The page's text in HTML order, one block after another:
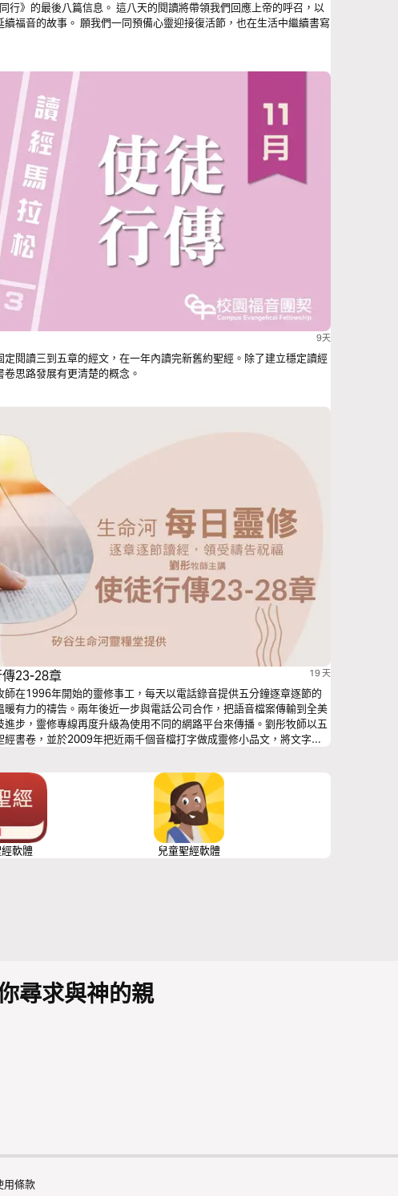
八天的閱讀將帶領我們回應上帝的呼召，以
靈迎接復活節，也在生活中繼續書寫
9天
閱讀三到五章的經文，在一年內讀完新舊約聖經。除了建立穩定讀經
思路發展有更清楚的概念。
23-28章 19 天
師在1996年開始的靈修事工，每天以電話錄音提供五分鐘逐章逐節的
有力的禱告。兩年後近一步與電話公司合作，把語音檔案傳輸到全美
步，靈修專線再度升級為使用不同的網路平台來傳播。劉彤牧師以五
書卷，並於2009年把近兩千個音檔打字做成靈修小品文，將文字與
軟體 兒童聖經軟體
尋求與神的親
用條款